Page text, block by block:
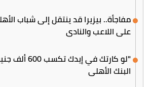
مفاجأة.. بيزيرا قد ينتقل إلى شباب
على اللاعب والنادي
"لو كارتك في
البنك الأهلي